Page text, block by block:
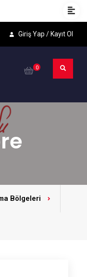
Giriş Yap / Kayıt Ol
0
Bölgeleri